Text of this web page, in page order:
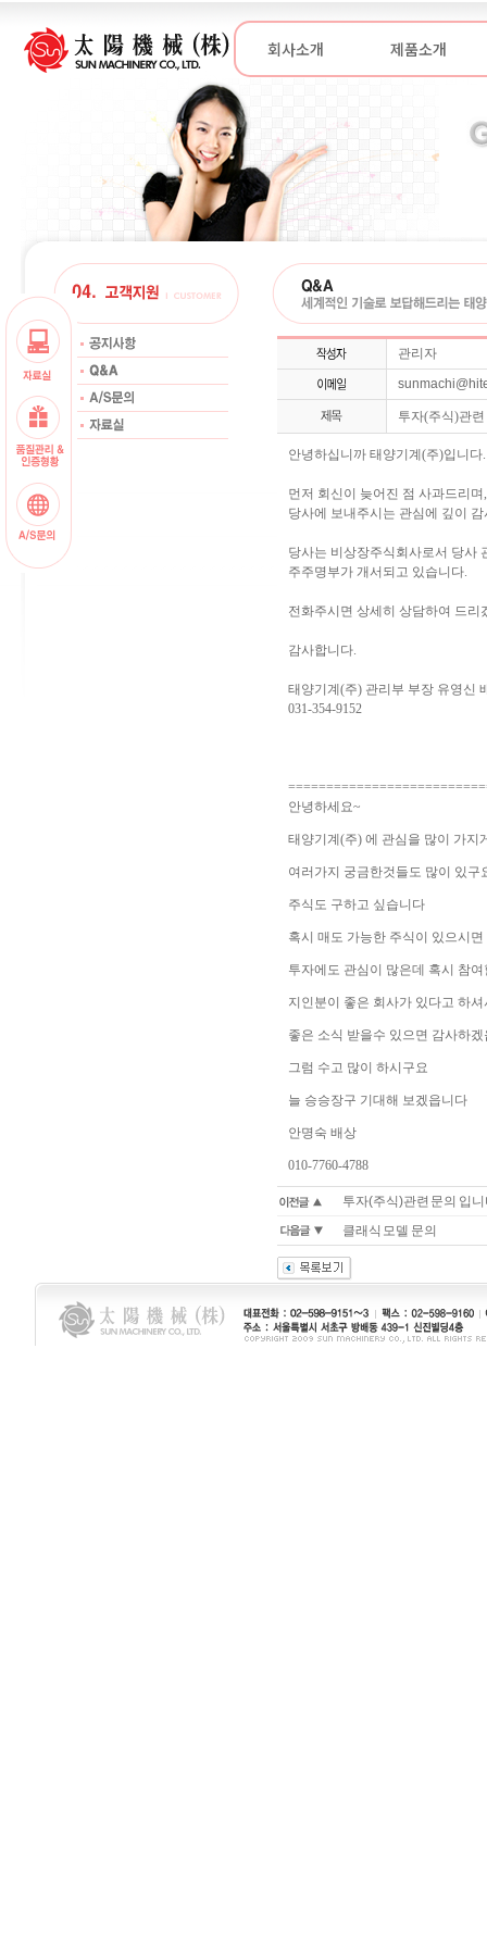
회사소개 제품소개
관리자
투자(주식)관
안녕하십니까 태양기계(주)입니다.
먼저 회신이 늦어진 점 사과드리며,
당사에 보내주시는 관심에 깊이
당사는 비상장주식회사로서 당사
주주명부가 개서되고 있습니다.
전화주시면 상세히 상담하여 드리
감사합니다.
태양기계(주) 관리부 부장 유영신
031-354-9152
안녕하세요~
태양기계(주) 에 관심을 많이 가지
여러가지 궁금한것들도 많이 있구
주식도 구하고 싶습니다
혹시 매도 가능한 주식이 있으시
투자에도 관심이 많은데 혹시 참
지인분이 좋은 회사가 있다고 하
좋은 소식 받을수 있으면 감사하겠
그럼 수고 많이 하시구요
늘 승승장구 기대해 보겠읍니다
안명숙 배상
010-7760-4788
투자(주식)관련 문의 입
클래식 모델 문의